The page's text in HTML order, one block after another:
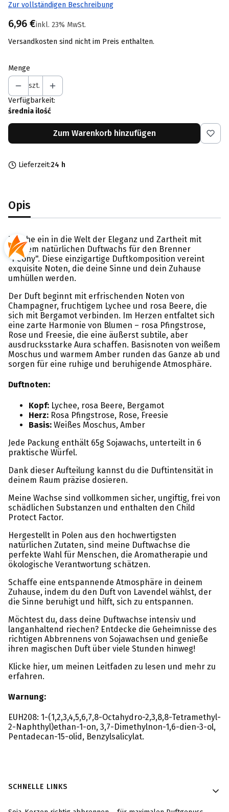
Zur vollständigen Beschreibung
Preis
6,96 €inkl. 23% MwSt.
inkl. 23% MwSt.
Versandkosten sind nicht im Preis enthalten.
Menge
szt.
Verfügbarkeit:
średnia ilość
Zum Warenkorb hinzufügen
Lieferzeit:24 h
Opis
Tauche ein in die Welt der Eleganz und Zartheit mit
meinem natürlichen Duftwachs für den Brenner
"Peony". Diese einzigartige Duftkomposition vereint
exquisite Noten, die deine Sinne und dein Zuhause
umhüllen werden.
Der Duft beginnt mit erfrischenden Noten von
Champagner, fruchtigem Lychee und rosa Beere, die
sich mit Bergamot verbinden. Im Herzen entfaltet sich
eine zarte Harmonie von Blumen – rosa Pfingstrose,
Rose und Freesie, die eine äußerst subtile, aber
ausdrucksstarke Aura schaffen. Basisnoten von weißem
Moschus und warmem Amber runden das Ganze ab und
sorgen für eine ruhige und beruhigende Atmosphäre.
Duftnoten:
Kopf: Lychee, rosa Beere, Bergamot
Herz: Rosa Pfingstrose, Rose, Freesie
Basis: Weißes Moschus, Amber
Jede Packung enthält 65g Sojawachs, unterteilt in 6
praktische Würfel.
Dank dieser Aufteilung kannst du die Duftintensität in
deinem Raum präzise dosieren.
Meine Wachse sind vollkommen sicher, ungiftig, frei von
schädlichen Substanzen und enthalten den Child
Protect Factor.
Hergestellt in Polen aus den hochwertigsten
natürlichen Zutaten, sind meine Duftwachse die
perfekte Wahl für Menschen, die Aromatherapie und
ökologische Verantwortung schätzen.
Schaffe eine entspannende Atmosphäre in deinem
Zuhause, indem du den Duft von Lavendel wählst, der
die Sinne beruhigt und hilft, sich zu entspannen.
Möchtest du, dass deine Duftwachse intensiv und
langanhaltend riechen? Entdecke die Geheimnisse des
richtigen Abbrennens von Sojawachsen und genieße
ihren magischen Duft über viele Stunden hinweg!
Klicke hier, um meinen Leitfaden zu lesen und mehr zu
erfahren.
Warnung:
EUH208: 1-(1,2,3,4,5,6,7,8-Octahydro-2,3,8,8-Tetramethyl-
2-Naphthyl)ethan-1-on, 3,7-Dimethylnon-1,6-dien-3-ol,
Pentadecan-15-olid, Benzylsalicylat.
Fußzeilenmenü
SCHNELLE LINKS